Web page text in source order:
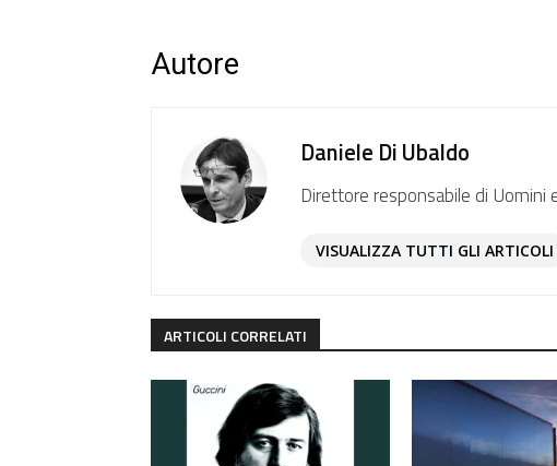
Autore
Daniele Di Ubaldo
Direttore responsabile di Uomini
VISUALIZZA TUTTI GLI ARTICOLI
ARTICOLI CORRELATI